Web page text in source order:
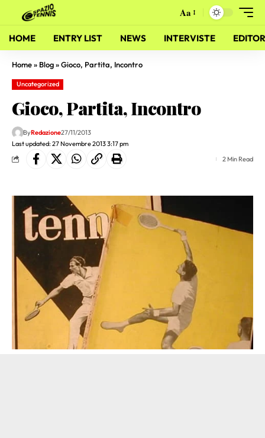
Aa
HOME ENTRY LIST NEWS INTERVISTE
Home» Blog»Gioco, Partita, Incontro
Uncategorized
Gioco, Partita, Incontro
Last updated: 27 Novembre 2013 3:17 pm
ByRedazione27/11/2013
2 Min Read